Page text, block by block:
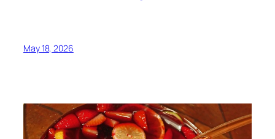
May 18, 2026